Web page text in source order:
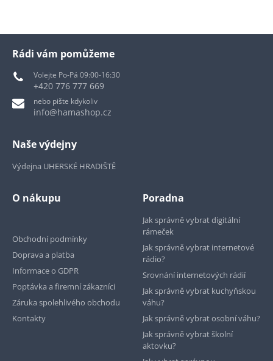
Rádi vám pomůžeme
Volejte Po-Pá 09:00-16:30
+420 776 777 669
nebo pište kdykoliv
info@hamashop.cz
Naše výdejny
Výdejna UHERSKÉ HRADIŠTĚ
O nákupu
Obchodní podmínky
Doprava a platba
Informace o GDPR
Poptávka a firemní zákazníci
Záruka spolehlivého obchodu
Kontakty
Poradna
Jak správně vybrat digitální
rámeček
Jak správně vybrat internetové
rádio?
Srovnání internetových rádií
Jak správně vybrat kuchyňskou
váhu?
Jak správně vybrat osobní váhu?
Jak správně vybrat školní
aktovku?